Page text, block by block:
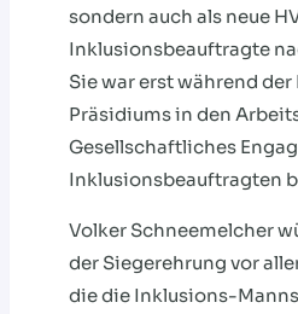
sondern auch als neue
Inklusionsbeauftragte
Sie war erst während
Präsidiums in den
Gesellschaftliches
Inklusionsbeauftragten
Volker Schneemelcher
der Siegerehrung vor
die die Inklusions-